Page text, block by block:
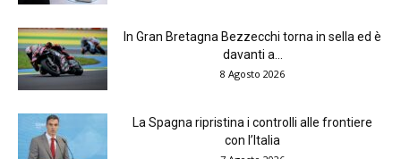
In Gran Bretagna Bezzecchi torna in sella ed è
davanti a...
8 Agosto 2026
La Spagna ripristina i controlli alle frontiere
con l’Italia